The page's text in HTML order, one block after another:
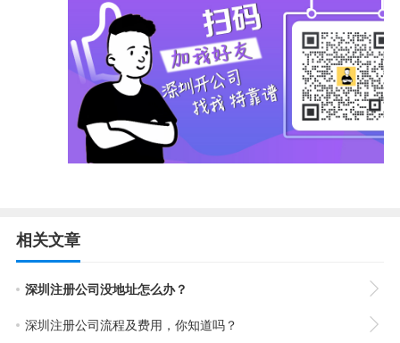
相关文章
深圳注册公司没地址怎么办？
深圳注册公司流程及费用，你知道吗？